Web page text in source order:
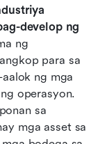
develop ng
ng
para sa
ng mga
operasyon.
sa
mga asset sa